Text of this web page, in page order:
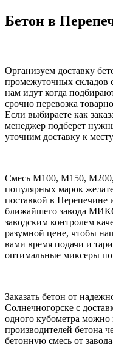
Бетон в
Организуем доставку
промежуточных складов
нам идут когда
срочно перевозка
Если выбираете как
менеджер подберет
уточним доставку к
Смесь М100, М150,
популярных марок
поставкой в Перепечине
ближайшего завода
заводским контролем
разумной цене, чтобы
вами время подачи и
оптимальные миксеры по
Заказать бетон от
Солнечногорске с
одного кубометра
производителей бетона
бетонную смесь от